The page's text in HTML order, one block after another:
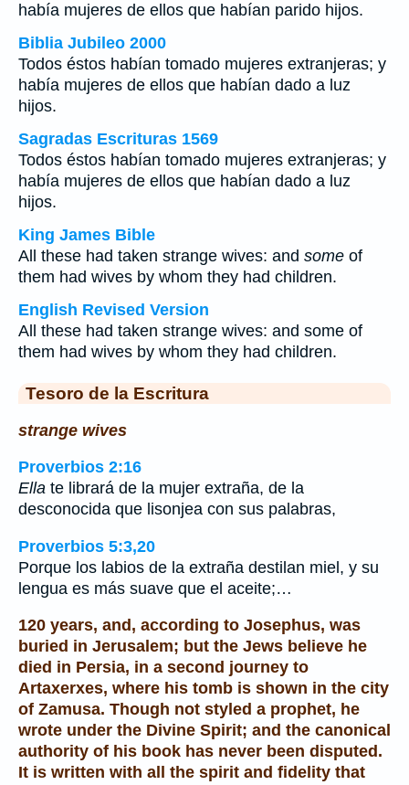
había mujeres de ellos que habían parido hijos.
Biblia Jubileo 2000
Todos éstos habían tomado mujeres extranjeras; y
había mujeres de ellos que habían dado a luz
hijos.
Sagradas Escrituras 1569
Todos éstos habían tomado mujeres extranjeras; y
había mujeres de ellos que habían dado a luz
hijos.
King James Bible
All these had taken strange wives: and some of
them had wives by whom they had children.
English Revised Version
All these had taken strange wives: and some of
them had wives by whom they had children.
Tesoro de la Escritura
strange wives
Proverbios 2:16
Ella te librará de la mujer extraña, de la
desconocida que lisonjea con sus palabras,
Proverbios 5:3,20
Porque los labios de la extraña destilan miel, y su
lengua es más suave que el aceite;…
120 years, and, according to Josephus, was
buried in Jerusalem; but the Jews believe he
died in Persia, in a second journey to
Artaxerxes, where his tomb is shown in the city
of Zamusa. Though not styled a prophet, he
wrote under the Divine Spirit; and the canonical
authority of his book has never been disputed.
It is written with all the spirit and fidelity that